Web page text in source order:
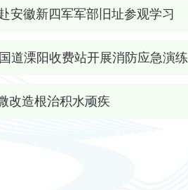
安徽新四军军部旧址参观学习
道溧阳收费站开展消防应急演练
改造根治积水顽疾